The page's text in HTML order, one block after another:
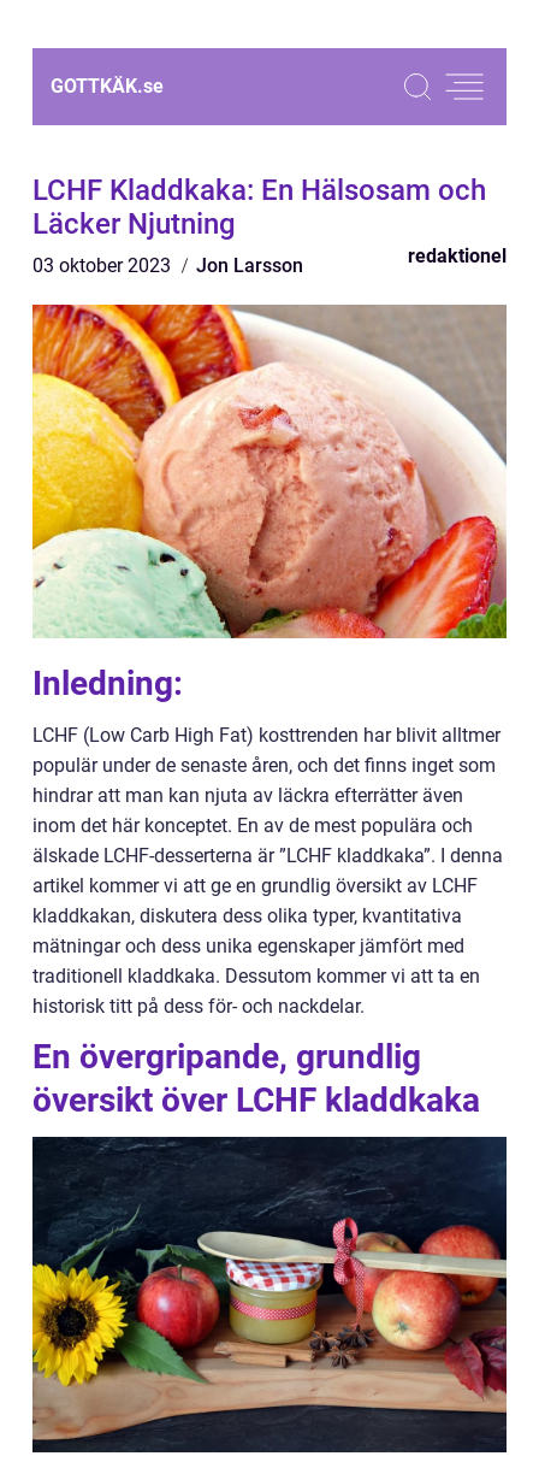
GOTTKÄK.se
LCHF Kladdkaka: En Hälsosam och
Läcker Njutning
03 oktober 2023 Jon Larsson redaktionel
Inledning:
LCHF (Low Carb High Fat) kosttrenden har blivit alltmer
populär under de senaste åren, och det finns inget som
hindrar att man kan njuta av läckra efterrätter även
inom det här konceptet. En av de mest populära och
älskade LCHF-desserterna är ”LCHF kladdkaka”. I denna
artikel kommer vi att ge en grundlig översikt av LCHF
kladdkakan, diskutera dess olika typer, kvantitativa
mätningar och dess unika egenskaper jämfört med
traditionell kladdkaka. Dessutom kommer vi att ta en
historisk titt på dess för- och nackdelar.
En övergripande, grundlig
översikt över LCHF kladdkaka